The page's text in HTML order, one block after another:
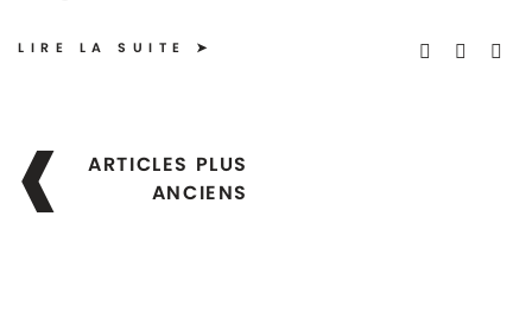
LIRE LA SUITE
Navigation
des
articles
ARTICLES PLUS
ANCIENS